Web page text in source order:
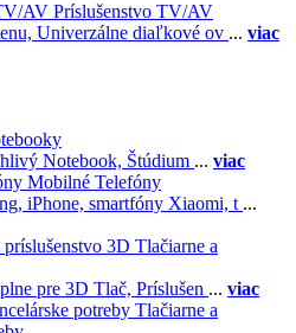
Príslušenstvo TV/AV
Univerzálne diaľkové ov ... viac
Notebook, Štúdium ... viac
Mobilné Telefóny
iPhone, smartfóny Xiaomi, t ...
3D Tlačiarne a
pre 3D Tlač, Príslušen ... viac
Tlačiarne a